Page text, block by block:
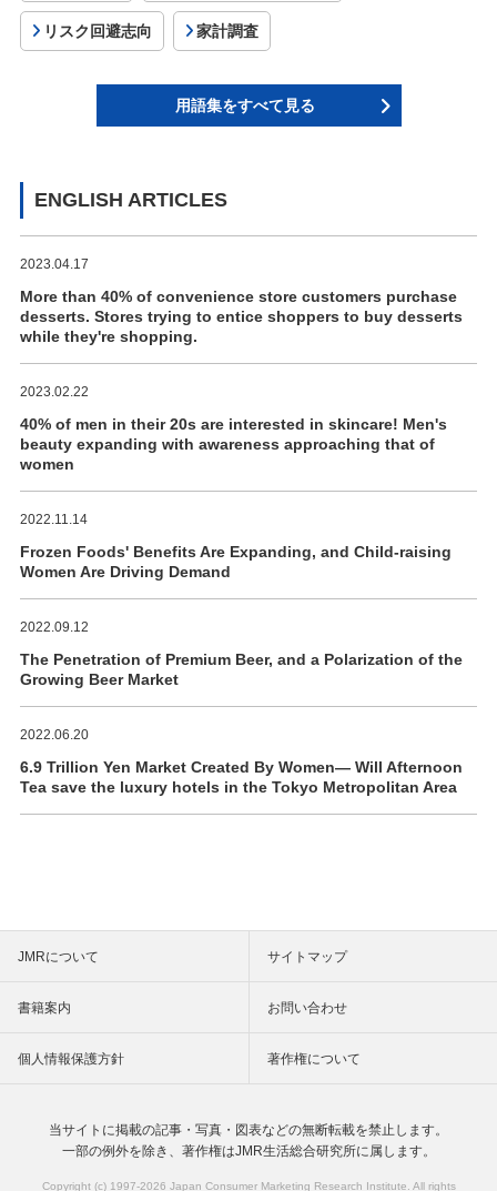
リスク回避志向 家計調査
用語集をすべて見る
ENGLISH ARTICLES
2023.04.17
More than 40% of convenience store customers purchase
desserts. Stores trying to entice shoppers to buy desserts
while they're shopping.
2023.02.22
40% of men in their 20s are interested in skincare! Men's
beauty expanding with awareness approaching that of
women
2022.11.14
Frozen Foods' Benefits Are Expanding, and Child-raising
Women Are Driving Demand
2022.09.12
The Penetration of Premium Beer, and a Polarization of the
Growing Beer Market
2022.06.20
6.9 Trillion Yen Market Created By Women― Will Afternoon
Tea save the luxury hotels in the Tokyo Metropolitan Area
JMRについて サイトマップ
書籍案内 お問い合わせ
個人情報保護方針 著作権について
当サイトに掲載の記事・写真・図表などの無断転載を禁止します。
一部の例外を除き、著作権はJMR生活総合研究所に属します。
Copyright (c) 1997-2026 Japan Consumer Marketing Research Institute. All rights